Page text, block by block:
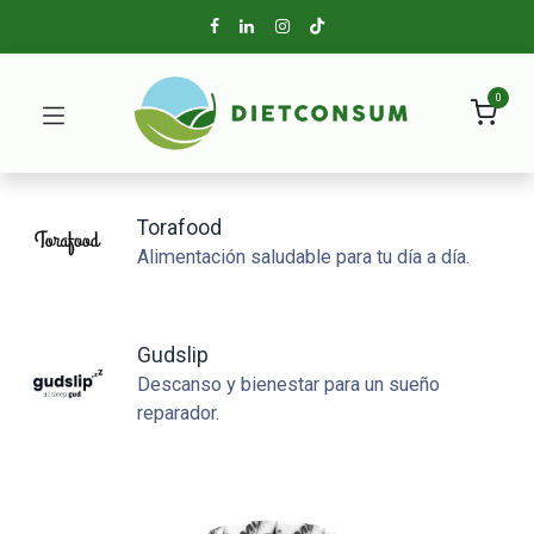
0
Torafood
Alimentación saludable para tu día a día.
Gudslip
Descanso y bienestar para un sueño
reparador.